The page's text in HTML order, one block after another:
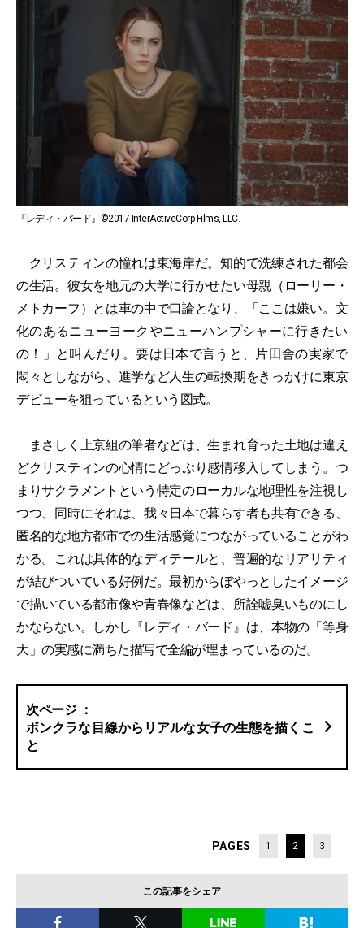
『レディ・バード』©2017 InterActiveCorp Films, LLC.
クリスティンの憧れは東海岸だ。知的で洗練された都会
の生活。彼女を地元の大学に行かせたい母親（ローリー・
メトカーフ）とは車の中で口論となり、「ここは嫌い。文
化のあるニューヨークやニューハンプシャーに行きたい
の！」と叫んだり。要は日本で言うと、片田舎の実家で
悶々としながら、進学など人生の転換期をきっかけに東京
デビューを狙っているという図式。
まさしく上京組の筆者などは、生まれ育った土地は違え
どクリスティンの心情にどっぷり感情移入してしまう。つ
まりサクラメントという特定のローカルな地理性を注視し
つつ、同時にそれは、我々日本で暮らす者も共有できる、
匿名的な地方都市での生活感覚につながっていることがわ
かる。これは具体的なディテールと、普遍的なリアリティ
が結びついている好例だ。最初からぼやっとしたイメージ
で描いている都市像や青春像などは、所詮嘘臭いものにし
かならない。しかし『レディ・バード』は、本物の「等身
大」の実感に満ちた描写で全編が埋まっているのだ。
ボンクラな目線からリアルな女子の生態を描くこ
と
PAGES 1 2 3
この記事をシェア